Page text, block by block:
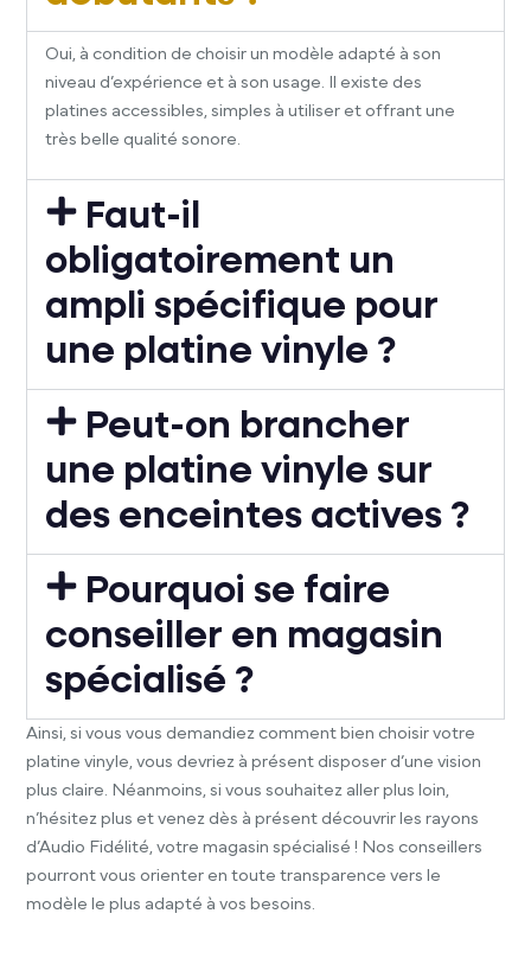
Oui, à condition de choisir un modèle adapté à son
niveau d’expérience et à son usage. Il existe des
platines accessibles, simples à utiliser et offrant une
très belle qualité sonore.
Faut-il
obligatoirement un
ampli spécifique pour
une platine vinyle ?
Peut-on brancher
une platine vinyle sur
des enceintes actives ?
Pourquoi se faire
conseiller en magasin
spécialisé ?
Ainsi, si vous vous demandiez comment bien choisir votre
platine vinyle, vous devriez à présent disposer d’une vision
plus claire. Néanmoins, si vous souhaitez aller plus loin,
n’hésitez plus et venez dès à présent découvrir les rayons
d’Audio Fidélité, votre magasin spécialisé ! Nos conseillers
pourront vous orienter en toute transparence vers le
modèle le plus adapté à vos besoins.